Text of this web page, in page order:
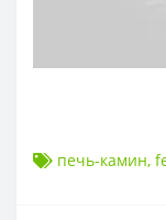
печь-камин,